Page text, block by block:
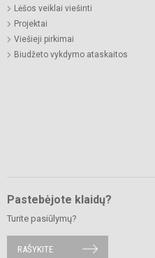
Lėšos veiklai viešinti
Projektai
Viešieji pirkimai
Biudžeto vykdymo ataskaitos
Pastebėjote klaidų?
Turite pasiūlymų?
RAŠYKITE